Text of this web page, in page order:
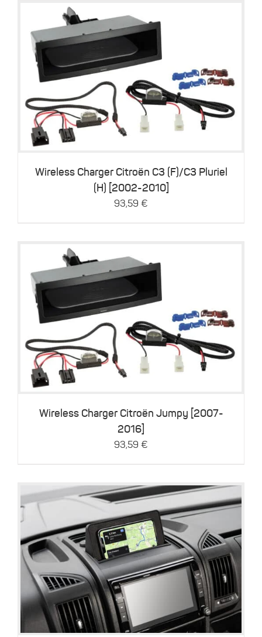
Details
Wireless Charger Citroën C3 (F)/C3 Pluriel
(H) [2002-2010]
93,59 €
Details
Wireless Charger Citroën Jumpy [2007-
2016]
93,59 €
Dieses
Produkt
weist
mehrere
Varianten
auf.
Die
Details